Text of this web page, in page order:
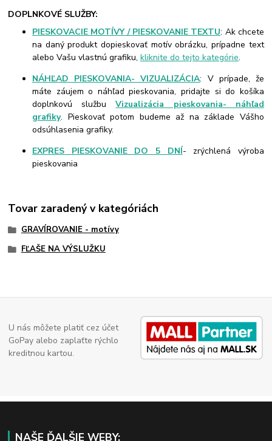
DOPLNKOVÉ SLUŽBY:
PIESKOVACIE MOTÍVY / PIESKOVANIE TEXTU: Ak chcete
na daný produkt dopieskovať motív obrázku, prípadne text
alebo Vašu vlastnú grafiku,kliknite do tejto kategórie.
NÁHĽAD PIESKOVANIA- VIZUALIZÁCIA: V prípade, že
máte záujem o náhľad pieskovania, pridajte si do košíka
doplnkovú službuVizualizácia pieskovania- náhľad
grafiky. Pieskovať potom budeme až na základe Vášho
odsúhlasenia grafiky.
EXPRES PIESKOVANIE DO 5 DNÍ- zrýchlená výroba
pieskovania
Tovar zaradený v kategóriách
GRAVÍROVANIE - motívy
FĽAŠE NA VÝSLUŽKU
U nás môžete platiť cez účet
GoPay alebo zaplaťte rýchlo
kreditnou kartou.
NAŠE ĎALŠIE WEBY: